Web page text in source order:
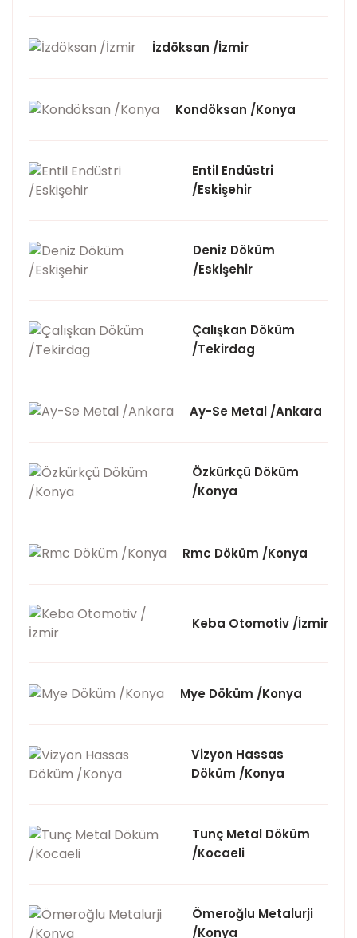
İzdöksan /İzmir
Kondöksan /Konya
Entil Endüstri
/Eskişehir
Deniz Döküm
/Eskişehir
Çalışkan Döküm
/Tekirdag
Ay-Se Metal /Ankara
Özkürkçü Döküm
/Konya
Rmc Döküm /Konya
Keba Otomotiv /İzmir
Mye Döküm /Konya
Vizyon Hassas
Döküm /Konya
Tunç Metal Döküm
/Kocaeli
Ömeroğlu Metalurji
/Konya